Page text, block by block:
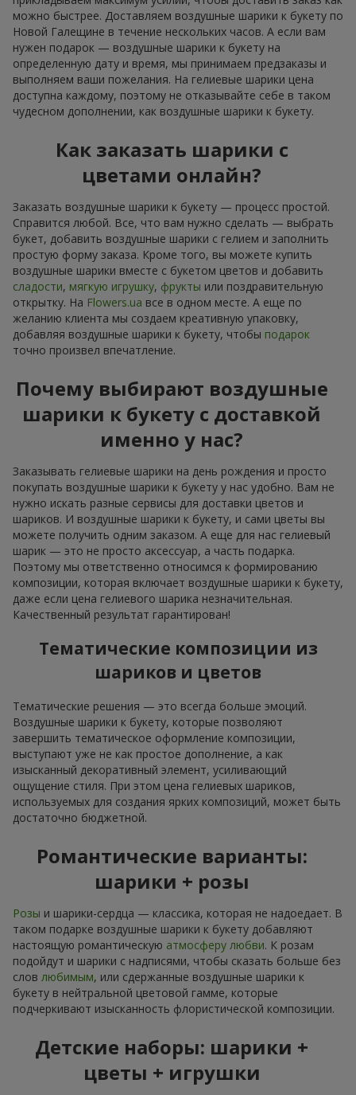
можно быстрее. Доставляем воздушные шарики к букету по
Новой Галещине в течение нескольких часов. А если вам
нужен подарок — воздушные шарики к букету на
определенную дату и время, мы принимаем предзаказы и
выполняем ваши пожелания. На гелиевые шарики цена
доступна каждому, поэтому не отказывайте себе в таком
чудесном дополнении, как воздушные шарики к букету.
Как заказать шарики с
цветами онлайн?
Заказать воздушные шарики к букету — процесс простой.
Справится любой. Все, что вам нужно сделать — выбрать
букет, добавить воздушные шарики с гелием и заполнить
простую форму заказа. Кроме того, вы можете купить
воздушные шарики вместе с букетом цветов и добавить
сладости, мягкую игрушку, фрукты или поздравительную
открытку. На Flowers.ua все в одном месте. А еще по
желанию клиента мы создаем креативную упаковку,
добавляя воздушные шарики к букету, чтобы подарок
точно произвел впечатление.
Почему выбирают воздушные
шарики к букету с доставкой
именно у нас?
Заказывать гелиевые шарики на день рождения и просто
покупать воздушные шарики к букету у нас удобно. Вам не
нужно искать разные сервисы для доставки цветов и
шариков. И воздушные шарики к букету, и сами цветы вы
можете получить одним заказом. А еще для нас гелиевый
шарик — это не просто аксессуар, а часть подарка.
Поэтому мы ответственно относимся к формированию
композиции, которая включает воздушные шарики к букету,
даже если цена гелиевого шарика незначительная.
Качественный результат гарантирован!
Тематические композиции из
шариков и цветов
Тематические решения — это всегда больше эмоций.
Воздушные шарики к букету, которые позволяют
завершить тематическое оформление композиции,
выступают уже не как простое дополнение, а как
изысканный декоративный элемент, усиливающий
ощущение стиля. При этом цена гелиевых шариков,
используемых для создания ярких композиций, может быть
достаточно бюджетной.
Романтические варианты:
шарики + розы
Розы и шарики-сердца — классика, которая не надоедает. В
таком подарке воздушные шарики к букету добавляют
настоящую романтическую атмосферу любви. К розам
подойдут и шарики с надписями, чтобы сказать больше без
слов любимым, или сдержанные воздушные шарики к
букету в нейтральной цветовой гамме, которые
подчеркивают изысканность флористической композиции.
Детские наборы: шарики +
цветы + игрушки